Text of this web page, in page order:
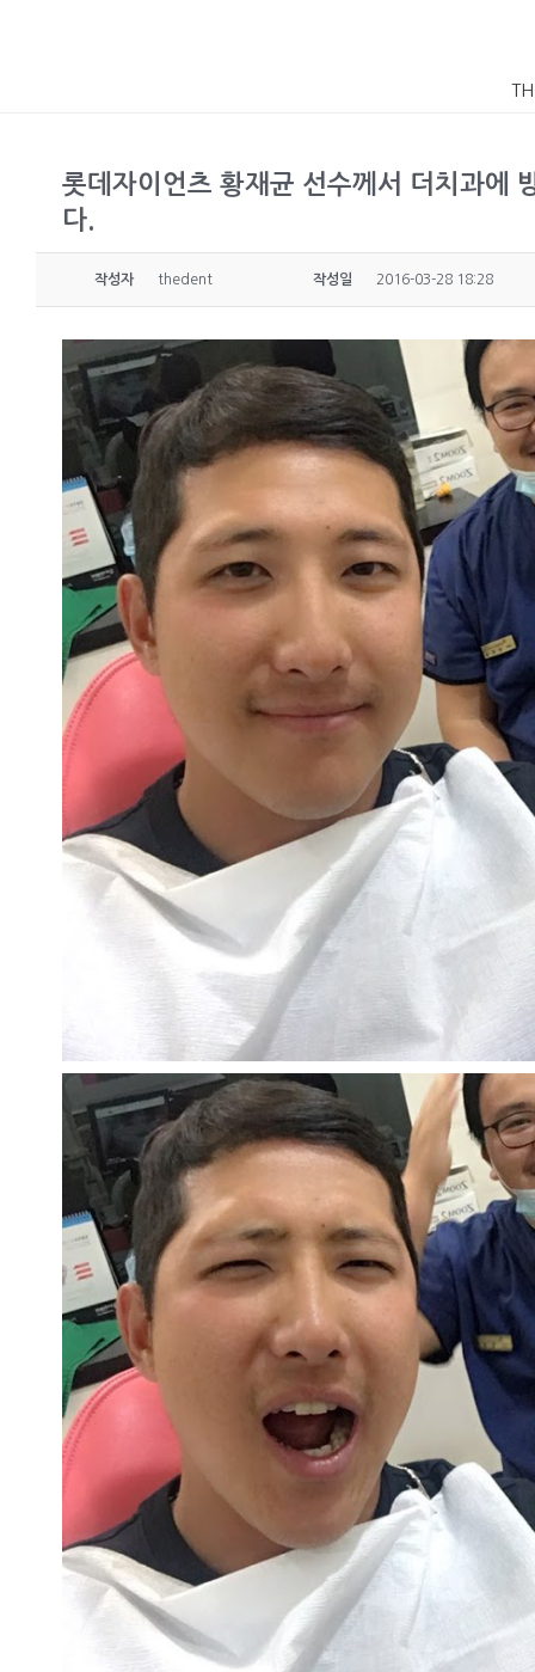
롯데자이언츠 황재균 선수께서 더치과에
다.
작성자 thedent 작성일 2016-03-28 18:28